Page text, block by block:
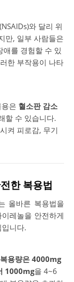
와 달리 위
만, 일부 사람들은
애를 경험할 수 있
한 부작용이 나타
은 혈소판 감소
할 수 있습니다.
켜 피로감, 무기
한 복용법
올바른 복용법을
레놀을 안전하게
니다.
용량은 4000mg
1000mg을 4~6